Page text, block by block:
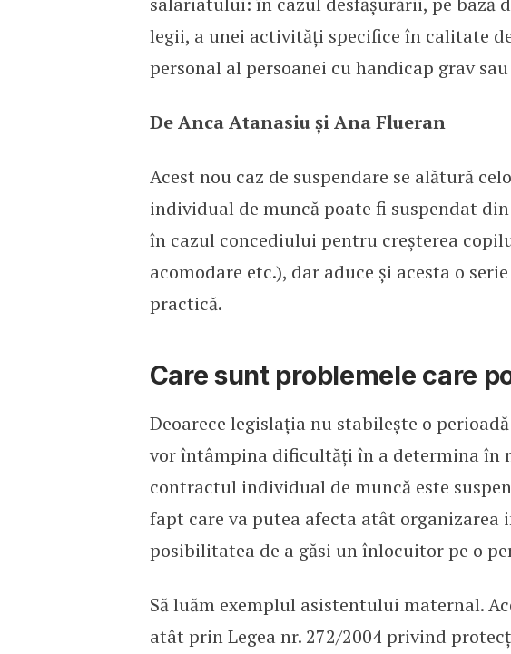
legii, a unei activități specifice în calitate
personal al persoanei cu handicap grav
De Anca Atanasiu și Ana Flueran
Acest nou caz de suspendare se alătură
individual de muncă poate fi suspendat
în cazul concediului pentru creșterea
acomodare etc.), dar aduce și acesta o
practică.
Care sunt problemele care
Deoarece legislația nu stabilește o
vor întâmpina dificultăți în a determina în
contractul individual de muncă este
fapt care va putea afecta atât
posibilitatea de a găsi un înlocuitor pe o
Să luăm exemplul asistentului maternal.
atât prin Legea nr. 272/2004 privind